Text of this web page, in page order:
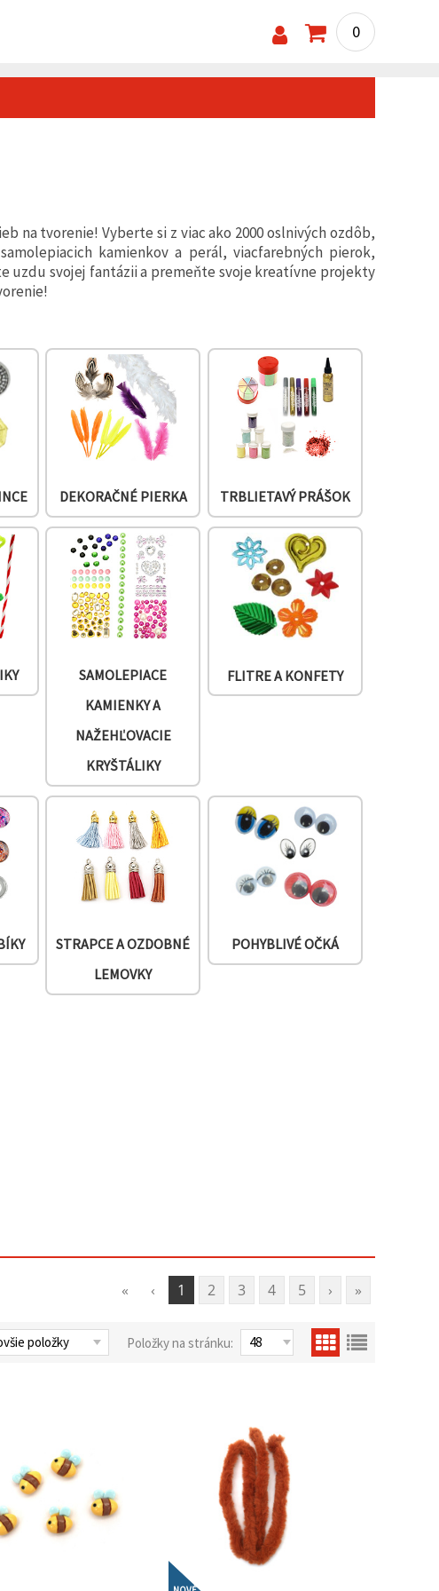
0
na tvorenie! Vyberte si z viac ako 2000 oslnivých ozdôb,
kamienkov a perál, viacfarebných pierok,
uzdu svojej fantázii a premeňte svoje kreatívne projekty
DEKORAČNÉ PIERKA TRBLIETAVÝ PRÁŠOK
SAMOLEPIACE
KAMIENKY A
NAŽEHĽOVACIE
KRYŠTÁLIKY
FLITRE A KONFETY
STRAPCE A OZDOBNÉ
LEMOVKY
POHYBLIVÉ OČKÁ
« ‹ 1 2 3 4 5 › »
Položky na stránku: